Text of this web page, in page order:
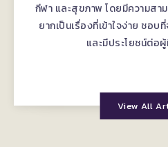
กีฬา และสุขภาพ โดยมีความสา
ยากเป็นเรื่องที่เข้าใจง่าย ชอ
และมีประโยชน์ต่อผู้
View All